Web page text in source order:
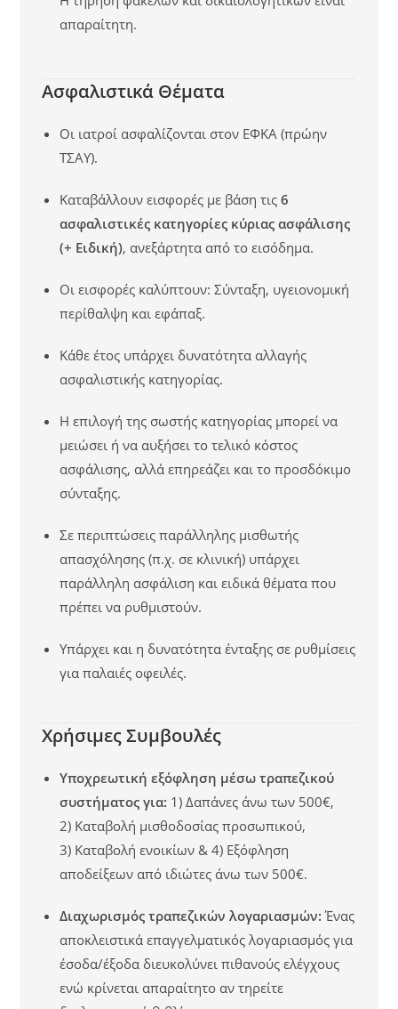
απαραίτητη.
Ασφαλιστικά Θέματα
Οι ιατροί ασφαλίζονται στον ΕΦΚΑ (πρώην
ΤΣΑΥ).
Καταβάλλουν εισφορές με βάση τις 6
ασφαλιστικές κατηγορίες κύριας ασφάλισης
(+ Ειδική), ανεξάρτητα από το εισόδημα.
Οι εισφορές καλύπτουν: Σύνταξη, υγειονομική
περίθαλψη και εφάπαξ.
Κάθε έτος υπάρχει δυνατότητα αλλαγής
ασφαλιστικής κατηγορίας.
Η επιλογή της σωστής κατηγορίας μπορεί να
μειώσει ή να αυξήσει το τελικό κόστος
ασφάλισης, αλλά επηρεάζει και το προσδόκιμο
σύνταξης.
Σε περιπτώσεις παράλληλης μισθωτής
απασχόλησης (π.χ. σε κλινική) υπάρχει
παράλληλη ασφάλιση και ειδικά θέματα που
πρέπει να ρυθμιστούν.
Υπάρχει και η δυνατότητα ένταξης σε ρυθμίσεις
για παλαιές οφειλές.
Χρήσιμες Συμβουλές
Υποχρεωτική εξόφληση μέσω τραπεζικού
συστήματος για: 1) Δαπάνες άνω των 500€,
2) Καταβολή μισθοδοσίας προσωπικού,
3) Καταβολή ενοικίων & 4) Εξόφληση
αποδείξεων από ιδιώτες άνω των 500€.
Διαχωρισμός τραπεζικών λογαριασμών: Ένας
αποκλειστικά επαγγελματικός λογαριασμός για
έσοδα/έξοδα διευκολύνει πιθανούς ελέγχους
ενώ κρίνεται απαραίτητο αν τηρείτε